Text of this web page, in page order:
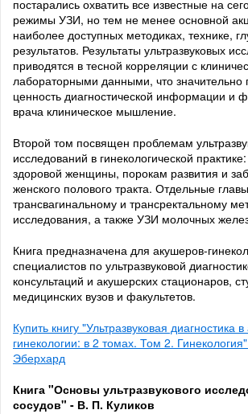
постарались охватить все известные на
режимы УЗИ, но тем не менее основной
наиболее доступных методиках, технике,
результатов. Результаты ультразвуковых
приводятся в тесной корреляции с
лабораторными данными, что значительно
ценность диагностической информации и
врача клиническое мышление.
Второй том посвящен проблемам
исследований в гинекологической
здоровой женщины, порокам развития и
женского полового тракта. Отдельные
трансвагинальному и трансректальному
исследования, а также УЗИ молочных
Книга предназначена для акушеров-
специалистов по ультразвуковой
консультаций и акушерских стационаров,
медицинских вузов и факультетов.
Купить книгу "Ультразвуковая диагностика
гинекологии: в 2 томах. Том 2.
Эберхард
Книга "Основы ультразвукового
сосудов" - В. П. Куликов